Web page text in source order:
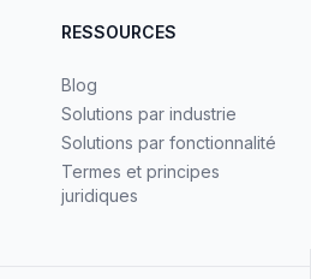
RESSOURCES
Blog
Solutions par industrie
Solutions par fonctionnalité
Termes et principes
juridiques